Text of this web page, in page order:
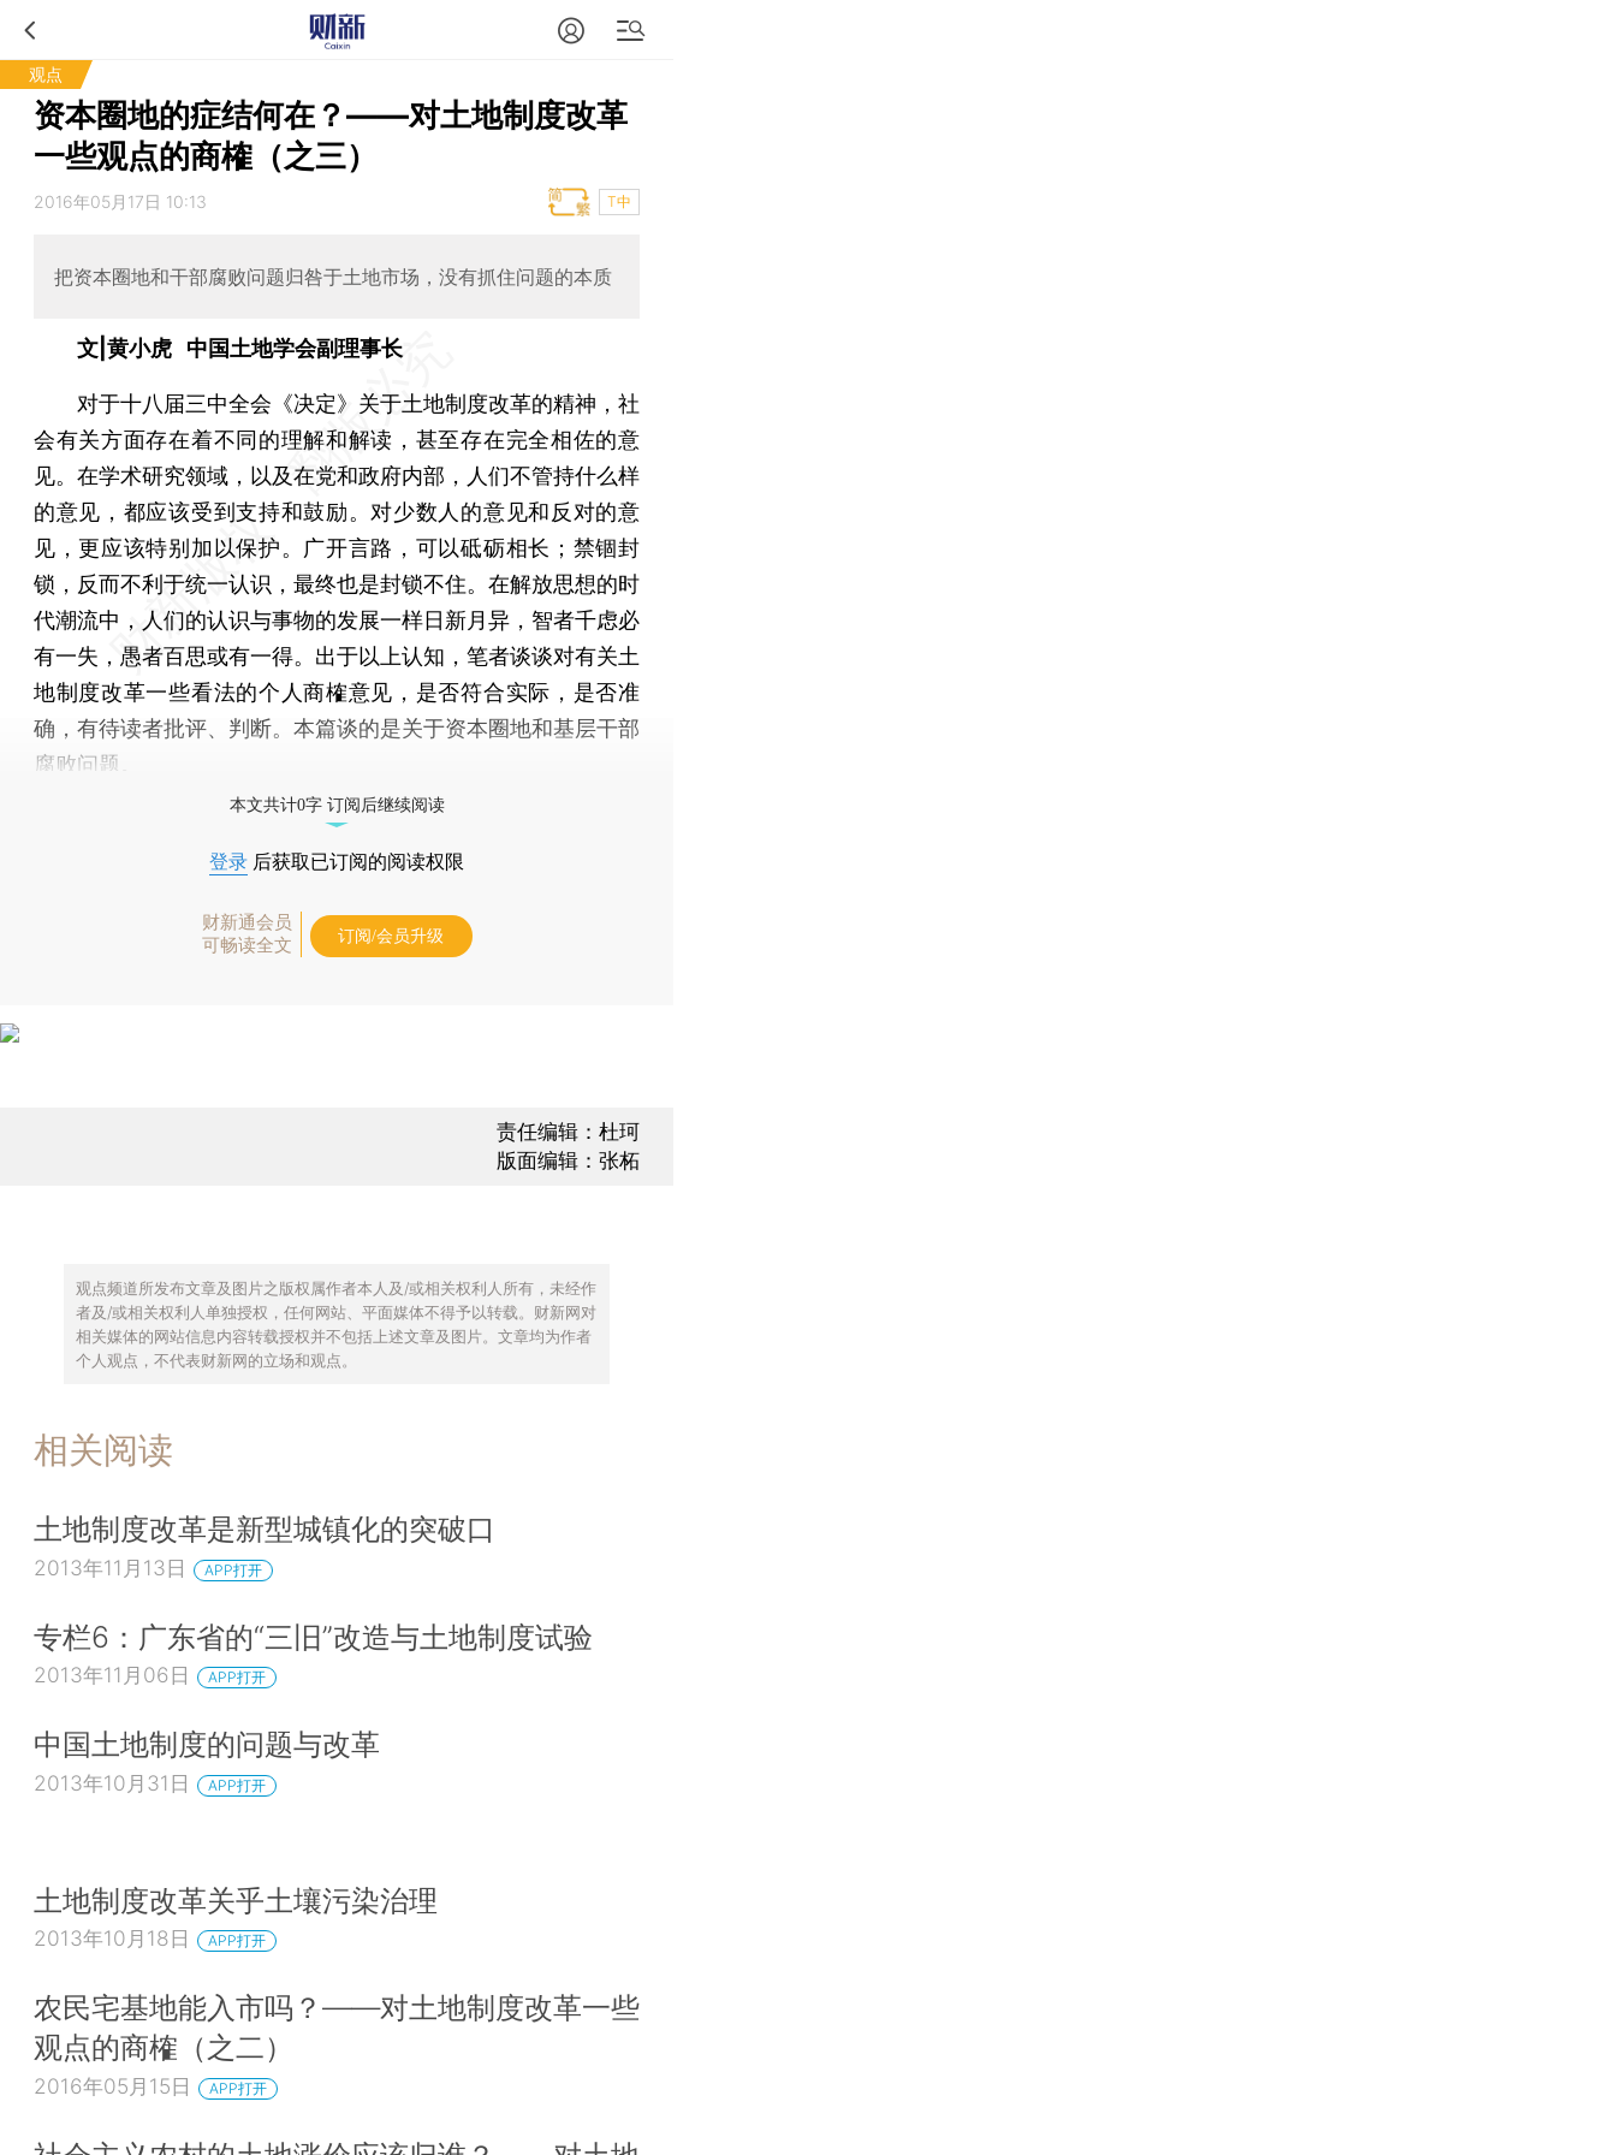
观点
资本圈地的症结何在？——对土地制度改革
一些观点的商榷（之三）
2016年05月17日 10:13 T中
把资本圈地和干部腐败问题归咎于土地市场，没有抓住问题的本质
文|黄小虎 中国土地学会副理事长
对于十八届三中全会《决定》关于土地制度改革的精神，社
会有关方面存在着不同的理解和解读，甚至存在完全相佐的意
见。在学术研究领域，以及在党和政府内部，人们不管持什么样
的意见，都应该受到支持和鼓励。对少数人的意见和反对的意
见，更应该特别加以保护。广开言路，可以砥砺相长；禁锢封
锁，反而不利于统一认识，最终也是封锁不住。在解放思想的时
代潮流中，人们的认识与事物的发展一样日新月异，智者千虑必
有一失，愚者百思或有一得。出于以上认知，笔者谈谈对有关土
地制度改革一些看法的个人商榷意见，是否符合实际，是否准
确，有待读者批评、判断。本篇谈的是关于资本圈地和基层干部
腐败问题。
本文共计0字 订阅后继续阅读
登录 后获取已订阅的阅读权限
财新通会员
可畅读全文
订阅/会员升级
责任编辑：杜珂
版面编辑：张柘
观点频道所发布文章及图片之版权属作者本人及/或相关权利人所有，未经作
者及/或相关权利人单独授权，任何网站、平面媒体不得予以转载。财新网对
相关媒体的网站信息内容转载授权并不包括上述文章及图片。文章均为作者
个人观点，不代表财新网的立场和观点。
相关阅读
土地制度改革是新型城镇化的突破口
2013年11月13日 APP打开
专栏6：广东省的“三旧”改造与土地制度试验
2013年11月06日 APP打开
中国土地制度的问题与改革
2013年10月31日 APP打开
土地制度改革关乎土壤污染治理
2013年10月18日 APP打开
农民宅基地能入市吗？——对土地制度改革一些
观点的商榷（之二）
2016年05月15日 APP打开